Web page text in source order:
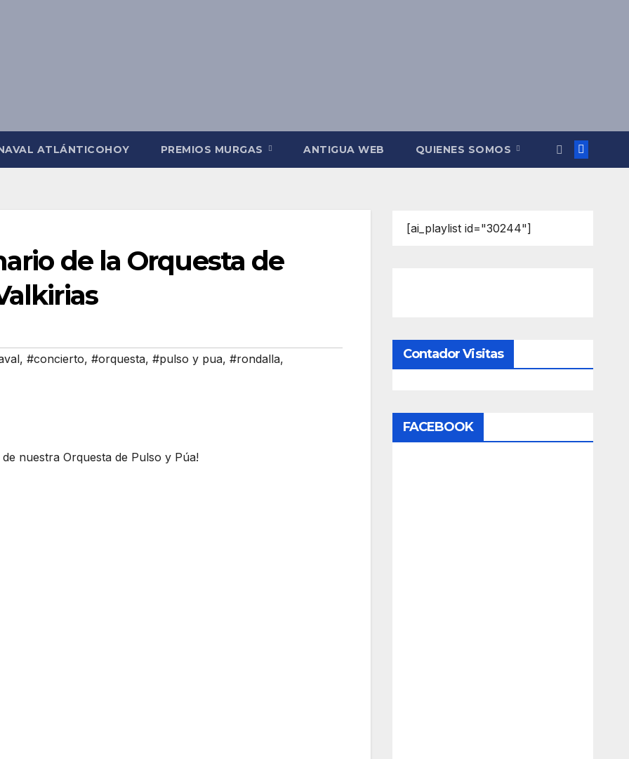
ATLÁNTICOHOY PREMIOS MURGAS ANTIGUA WEB QUIENES SOMOS
de la Orquesta de
, #concierto, #orquesta, #pulso y pua, #rondalla,
nuestra Orquesta de Pulso y Púa!
[ai_playlist id="30244"]
Contador Visitas
FACEBOOK